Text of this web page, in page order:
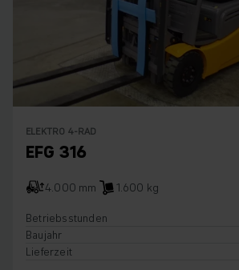
ELEKTRO 4-RAD
EFG 316
4.000 mm
1.600 kg
Betriebsstunden
Baujahr
Lieferzeit